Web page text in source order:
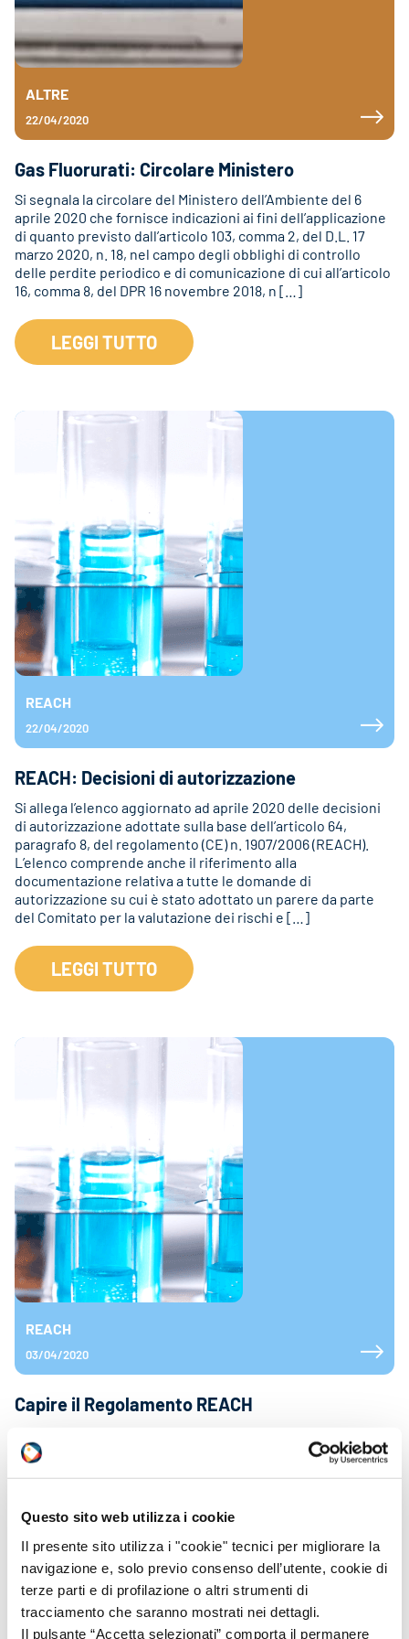
Questo sito web utilizza i cookie
Il presente sito utilizza i "cookie" tecnici per migliorare la
navigazione e, solo previo consenso dell’utente, cookie di
terze parti e di profilazione o altri strumenti di
tracciamento che saranno mostrati nei dettagli.
Il pulsante “Accetta selezionati” comporta il permanere
ALTRE
22/04/2020
Gas Fluorurati: Circolare Ministero
Si segnala la circolare del Ministero dell’Ambiente del 6
aprile 2020 che fornisce indicazioni ai fini dell’applicazione
di quanto previsto dall’articolo 103, comma 2, del D.L. 17
marzo 2020, n. 18, nel campo degli obblighi di controllo
delle perdite periodico e di comunicazione di cui all’articolo
16, comma 8, del DPR 16 novembre 2018, n […]
LEGGI TUTTO
REACH
22/04/2020
REACH: Decisioni di autorizzazione
Si allega l’elenco aggiornato ad aprile 2020 delle decisioni
di autorizzazione adottate sulla base dell’articolo 64,
paragrafo 8, del regolamento (CE) n. 1907/2006 (REACH).
L’elenco comprende anche il riferimento alla
documentazione relativa a tutte le domande di
autorizzazione su cui è stato adottato un parere da parte
del Comitato per la valutazione dei rischi e […]
LEGGI TUTTO
REACH
03/04/2020
Capire il Regolamento REACH
I macro argomenti Che cosa è il REACH? Il Regolamento CE
Chimiche (Registration, Evaluation, Authorisation and
Restriction of Chemicals da qui […]
LEGGI TUTTO